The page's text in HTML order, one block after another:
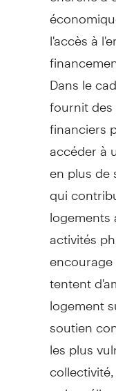
l'accès à
Dans le
fournit
financiers
accéder à
en plus
qui
logements
activités
tentent
logement
soutien
les plus